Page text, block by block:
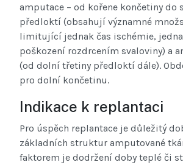
amputace – od kořene končetiny do
předloktí (obsahují významné
limitující jednak čas ischémie,
poškození rozdrcením svaloviny) a
(od dolní třetiny předloktí dále).
pro dolní končetinu.
Indikace k replantaci
Pro úspěch replantace je důležitý
základních struktur amputované
faktorem je dodržení doby teplé či